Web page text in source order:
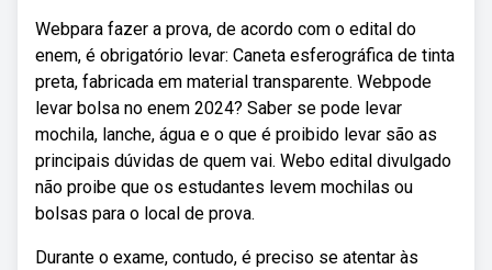
Webpara fazer a prova, de acordo com o edital do
enem, é obrigatório levar: Caneta esferográfica de tinta
preta, fabricada em material transparente. Webpode
levar bolsa no enem 2024? Saber se pode levar
mochila, lanche, água e o que é proibido levar são as
principais dúvidas de quem vai. Webo edital divulgado
não proibe que os estudantes levem mochilas ou
bolsas para o local de prova.
Durante o exame, contudo, é preciso se atentar às